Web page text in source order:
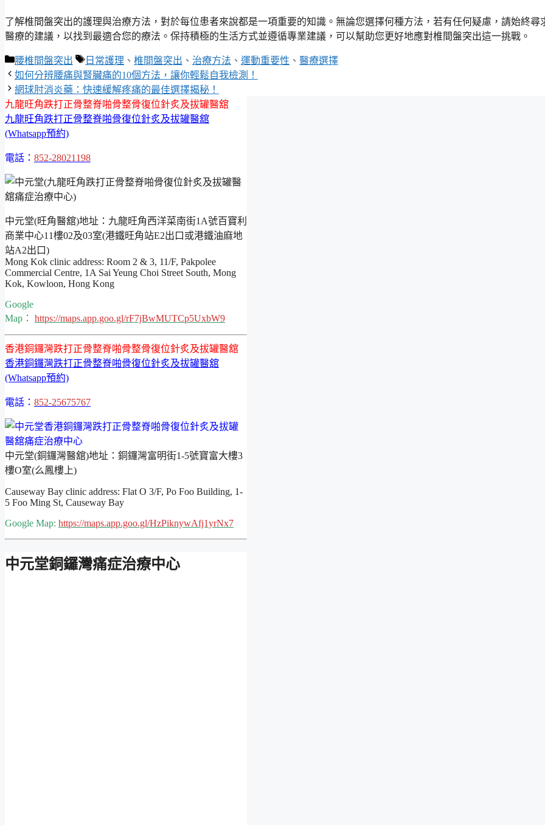
了解椎間盤突出的護理與治療方法，對於每位患者來說都是一項重要的知識。無論您選擇何種方法，若有任何疑慮，請始終尋
醫療的建議，以找到最適合您的療法。保持積極的生活方式並遵循專業建議，可以幫助您更好地應對椎間盤突出這一挑戰。
分
類
腰椎間盤突出
標
籤
日常護理 、 椎間盤突出 、 治療方法 、 運動重要性 、 醫療選擇
如何分辨腰痛與腎臟痛的10個方法，讓你輕鬆自我檢測！
網球肘消炎藥：快速緩解疼痛的最佳選擇揭秘！
九龍旺角跌打正骨整脊啪骨整骨復位針炙及拔罐醫舘
九龍旺角跌打正骨整脊啪骨復位針炙及拔罐醫舘
(Whatsapp預約)
電話： 852-28021198
中元堂(旺角醫舘)地址：九龍旺角西洋菜南街1A號百寶利
商業中心11樓02及03室(港鐵旺角站E2出口或港鐵油麻地
站A2出口)
Mong Kok clinic address: Room 2 & 3, 11/F, Pakpolee
Commercial Centre, 1A Sai Yeung Choi Street South, Mong
Kok, Kowloon, Hong Kong
Google
Map： https://maps.app.goo.gl/rF7jBwMUTCp5UxbW9
香港銅鑼灣跌打正骨整脊啪骨整骨復位針炙及拔罐醫舘
香港銅鑼灣跌打正骨整脊啪骨復位針炙及拔罐醫舘
(Whatsapp預約)
電話： 852-25675767
中元堂(銅鑼灣醫舘)地址：銅鑼灣富明街1-5號寶富大樓3
樓O室(么鳳樓上)
Causeway Bay clinic address: Flat O 3/F, Po Foo Building, 1-
5 Foo Ming St, Causeway Bay
Google Map: https://maps.app.goo.gl/HzPiknywAfj1yrNx7
中元堂銅鑼灣痛症治療中心